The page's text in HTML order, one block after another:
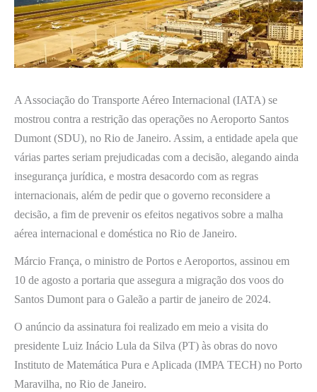
A Associação do Transporte Aéreo Internacional (IATA) se
mostrou contra a restrição das operações no Aeroporto Santos
Dumont (SDU), no Rio de Janeiro. Assim, a entidade apela que
várias partes seriam prejudicadas com a decisão, alegando ainda
insegurança jurídica, e mostra desacordo com as regras
internacionais, além de pedir que o governo reconsidere a
decisão, a fim de prevenir os efeitos negativos sobre a malha
aérea internacional e doméstica no Rio de Janeiro.
Márcio França, o ministro de Portos e Aeroportos, assinou em
10 de agosto a portaria que assegura a migração dos voos do
Santos Dumont para o Galeão a partir de janeiro de 2024.
O anúncio da assinatura foi realizado em meio a visita do
presidente Luiz Inácio Lula da Silva (PT) às obras do novo
Instituto de Matemática Pura e Aplicada (IMPA TECH) no Porto
Maravilha, no Rio de Janeiro.